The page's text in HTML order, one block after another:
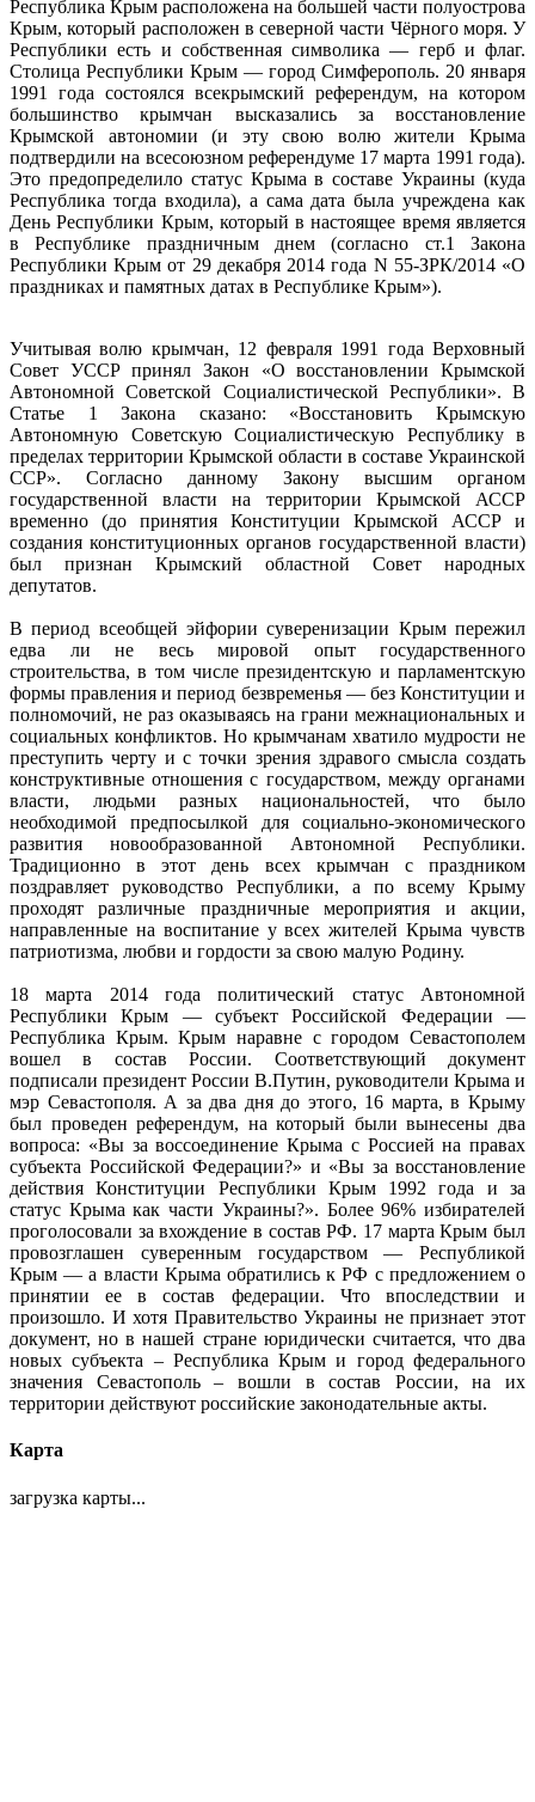
Республика Крым расположена на большей части полуострова
Крым, который расположен в северной части Чёрного моря. У
Республики есть и собственная символика — герб и флаг.
Столица Республики Крым — город Симферополь. 20 января
1991 года состоялся всекрымский референдум, на котором
большинство крымчан высказались за восстановление
Крымской автономии (и эту свою волю жители Крыма
подтвердили на всесоюзном референдуме 17 марта 1991 года).
Это предопределило статус Крыма в составе Украины (куда
Республика тогда входила), а сама дата была учреждена как
День Республики Крым, который в настоящее время является
в Республике праздничным днем (согласно ст.1 Закона
Республики Крым от 29 декабря 2014 года N 55-ЗРК/2014 «О
праздниках и памятных датах в Республике Крым»).
Учитывая волю крымчан, 12 февраля 1991 года Верховный
Совет УССР принял Закон «О восстановлении Крымской
Автономной Советской Социалистической Республики». В
Статье 1 Закона сказано: «Восстановить Крымскую
Автономную Советскую Социалистическую Республику в
пределах территории Крымской области в составе Украинской
ССР». Согласно данному Закону высшим органом
государственной власти на территории Крымской АССР
временно (до принятия Конституции Крымской АССР и
создания конституционных органов государственной власти)
был признан Крымский областной Совет народных
депутатов.
В период всеобщей эйфории суверенизации Крым пережил
едва ли не весь мировой опыт государственного
строительства, в том числе президентскую и парламентскую
формы правления и период безвременья — без Конституции и
полномочий, не раз оказываясь на грани межнациональных и
социальных конфликтов. Но крымчанам хватило мудрости не
преступить черту и с точки зрения здравого смысла создать
конструктивные отношения с государством, между органами
власти, людьми разных национальностей, что было
необходимой предпосылкой для социально-экономического
развития новообразованной Автономной Республики.
Традиционно в этот день всех крымчан с праздником
поздравляет руководство Республики, а по всему Крыму
проходят различные праздничные мероприятия и акции,
направленные на воспитание у всех жителей Крыма чувств
патриотизма, любви и гордости за свою малую Родину.
18 марта 2014 года политический статус Автономной
Республики Крым — субъект Российской Федерации —
Республика Крым. Крым наравне с городом Севастополем
вошел в состав России. Соответствующий документ
подписали президент России В.Путин, руководители Крыма и
мэр Севастополя. А за два дня до этого, 16 марта, в Крыму
был проведен референдум, на который были вынесены два
вопроса: «Вы за воссоединение Крыма с Россией на правах
субъекта Российской Федерации?» и «Вы за восстановление
действия Конституции Республики Крым 1992 года и за
статус Крыма как части Украины?». Более 96% избирателей
проголосовали за вхождение в состав РФ. 17 марта Крым был
провозглашен суверенным государством — Республикой
Крым — а власти Крыма обратились к РФ с предложением о
принятии ее в состав федерации. Что впоследствии и
произошло. И хотя Правительство Украины не признает этот
документ, но в нашей стране юридически считается, что два
новых субъекта – Республика Крым и город федерального
значения Севастополь – вошли в состав России, на их
территории действуют российские законодательные акты.
Карта
загрузка карты...